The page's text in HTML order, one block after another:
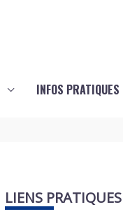
INFOS PRATIQUES
LIENS PRATIQUES